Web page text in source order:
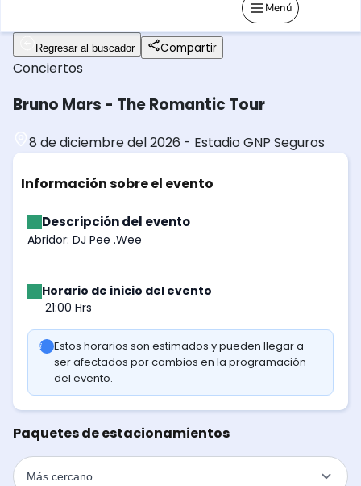
Menú
Regresar al buscador Compartir
Conciertos
Bruno Mars - The Romantic Tour
8 de diciembre del 2026 - Estadio GNP Seguros
Información sobre el evento
Descripción del evento
Abridor: DJ Pee .Wee
Horario de inicio del evento
21:00 Hrs
Estos horarios son estimados y pueden llegar a
ser afectados por cambios en la programación
del evento.
Paquetes de estacionamientos